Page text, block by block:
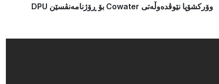
وۆرکشۆپا نێوڤدەوڵەتی Cowater بۆ ڕۆژنامەنڤسێن DPU